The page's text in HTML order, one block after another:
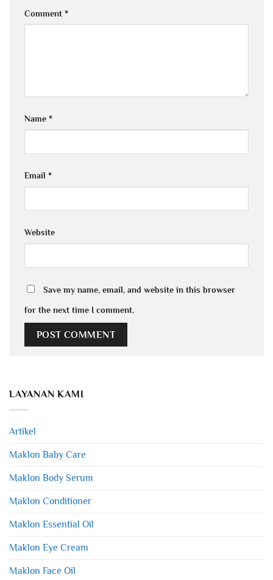
Comment *
Name *
Email *
Website
Save my name, email, and website in this browser
for the next time I comment.
LAYANAN KAMI
Artikel
Maklon Baby Care
Maklon Body Serum
Maklon Conditioner
Maklon Essential Oil
Maklon Eye Cream
Maklon Face Oil